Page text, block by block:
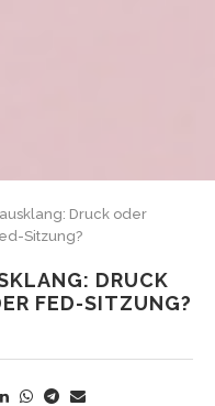
Druck oder
Sitzung?
DRUCK
FED-SITZUNG?